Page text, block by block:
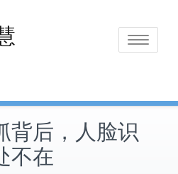
Toggle
背后，人脸识
不在